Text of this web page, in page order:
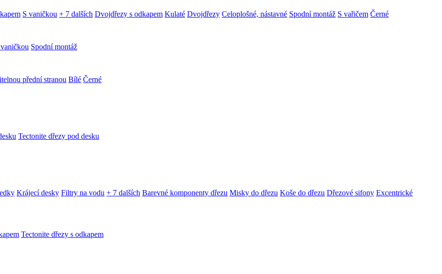
S vaničkou + 7 dalších Dvojdřezy s odkapem Kulaté Dvojdřezy Celoplošné, nástavné Spodní montáž S vařičem Černé
Spodní montáž
přední stranou Bílé Černé
Tectonite dřezy pod desku
Krájecí desky Filtry na vodu + 7 dalších Barevné komponenty dřezu Misky do dřezu Koše do dřezu Dřezové sifony Excentrické
Tectonite dřezy s odkapem